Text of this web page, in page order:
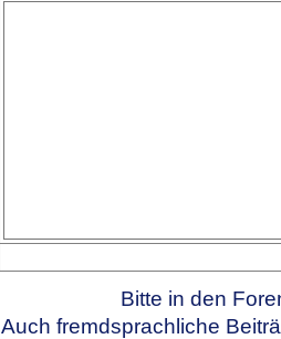
Bitte in den
Auch fremdsprachliche